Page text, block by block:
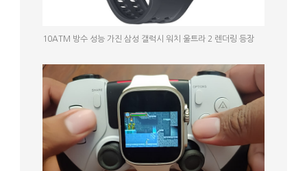
10ATM 방수 성능 가진 삼성 갤럭시 워치 울트라 2 렌더링 등장